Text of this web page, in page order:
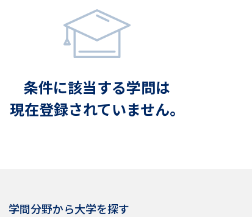
大学・短大以外の資料から請求
専門学校の資料請求
大学入学共通テスト「受験案内」の請求
大学入学共通テスト「受験上の配慮案内」の
幼稚園教員資格認定試験
条件に該当する学問は
現在登録されていません。
学問分野から大学を探す